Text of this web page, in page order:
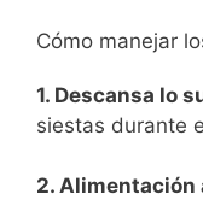
Cómo manejar
1. Descansa lo
siestas durante
2. Alimentación